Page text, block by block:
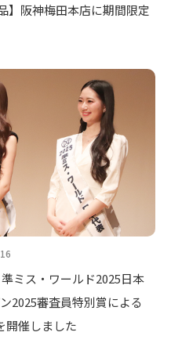
】阪神梅田本店に期間限定
ミス・ワールド2025日本
2025審査員特別賞による
開催しました